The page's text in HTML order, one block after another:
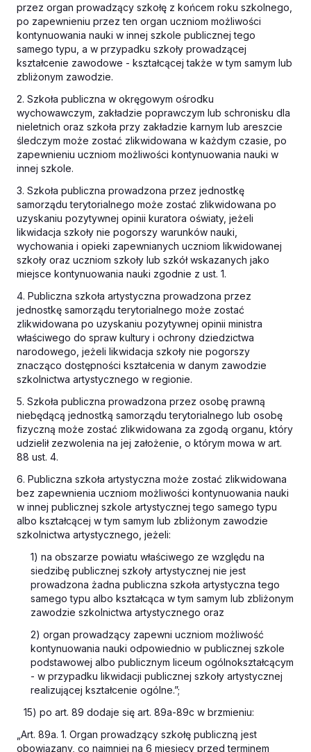
przez organ prowadzący szkołę z końcem roku szkolnego,
po zapewnieniu przez ten organ uczniom możliwości
kontynuowania nauki w innej szkole publicznej tego
samego typu, a w przypadku szkoły prowadzącej
kształcenie zawodowe - kształcącej także w tym samym lub
zbliżonym zawodzie.
2. Szkoła publiczna w okręgowym ośrodku
wychowawczym, zakładzie poprawczym lub schronisku dla
nieletnich oraz szkoła przy zakładzie karnym lub areszcie
śledczym może zostać zlikwidowana w każdym czasie, po
zapewnieniu uczniom możliwości kontynuowania nauki w
innej szkole.
3. Szkoła publiczna prowadzona przez jednostkę
samorządu terytorialnego może zostać zlikwidowana po
uzyskaniu pozytywnej opinii kuratora oświaty, jeżeli
likwidacja szkoły nie pogorszy warunków nauki,
wychowania i opieki zapewnianych uczniom likwidowanej
szkoły oraz uczniom szkoły lub szkół wskazanych jako
miejsce kontynuowania nauki zgodnie z ust. 1.
4. Publiczna szkoła artystyczna prowadzona przez
jednostkę samorządu terytorialnego może zostać
zlikwidowana po uzyskaniu pozytywnej opinii ministra
właściwego do spraw kultury i ochrony dziedzictwa
narodowego, jeżeli likwidacja szkoły nie pogorszy
znacząco dostępności kształcenia w danym zawodzie
szkolnictwa artystycznego w regionie.
5. Szkoła publiczna prowadzona przez osobę prawną
niebędącą jednostką samorządu terytorialnego lub osobę
fizyczną może zostać zlikwidowana za zgodą organu, który
udzielił zezwolenia na jej założenie, o którym mowa w art.
88 ust. 4.
6. Publiczna szkoła artystyczna może zostać zlikwidowana
bez zapewnienia uczniom możliwości kontynuowania nauki
w innej publicznej szkole artystycznej tego samego typu
albo kształcącej w tym samym lub zbliżonym zawodzie
szkolnictwa artystycznego, jeżeli:
1) na obszarze powiatu właściwego ze względu na
siedzibę publicznej szkoły artystycznej nie jest
prowadzona żadna publiczna szkoła artystyczna tego
samego typu albo kształcąca w tym samym lub zbliżonym
zawodzie szkolnictwa artystycznego oraz
2) organ prowadzący zapewni uczniom możliwość
kontynuowania nauki odpowiednio w publicznej szkole
podstawowej albo publicznym liceum ogólnokształcącym
- w przypadku likwidacji publicznej szkoły artystycznej
realizującej kształcenie ogólne.”;
15) po art. 89 dodaje się art. 89a-89c w brzmieniu:
„Art. 89a. 1. Organ prowadzący szkołę publiczną jest
obowiązany, co najmniej na 6 miesięcy przed terminem